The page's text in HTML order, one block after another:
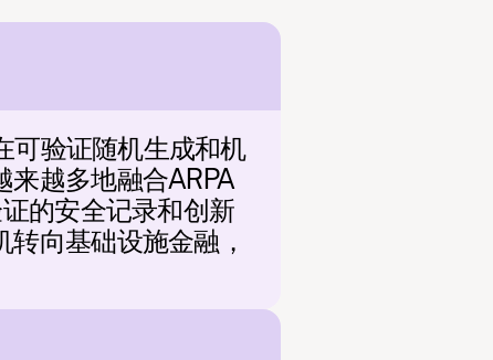
可验证随机生成和机
越多地融合ARPA
的安全记录和创新
向基础设施金融，